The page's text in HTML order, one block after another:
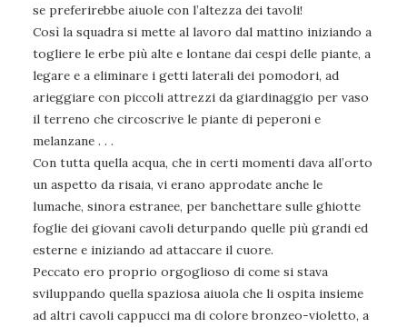
se preferirebbe aiuole con l’altezza dei tavoli!
Così la squadra si mette al lavoro dal mattino iniziando a
togliere le erbe più alte e lontane dai cespi delle piante, a
legare e a eliminare i getti laterali dei pomodori, ad
arieggiare con piccoli attrezzi da giardinaggio per vaso
il terreno che circoscrive le piante di peperoni e
melanzane . . .
Con tutta quella acqua, che in certi momenti dava all’orto
un aspetto da risaia, vi erano approdate anche le
lumache, sinora estranee, per banchettare sulle ghiotte
foglie dei giovani cavoli deturpando quelle più grandi ed
esterne e iniziando ad attaccare il cuore.
Peccato ero proprio orgoglioso di come si stava
sviluppando quella spaziosa aiuola che li ospita insieme
ad altri cavoli cappucci ma di colore bronzeo-violetto, a